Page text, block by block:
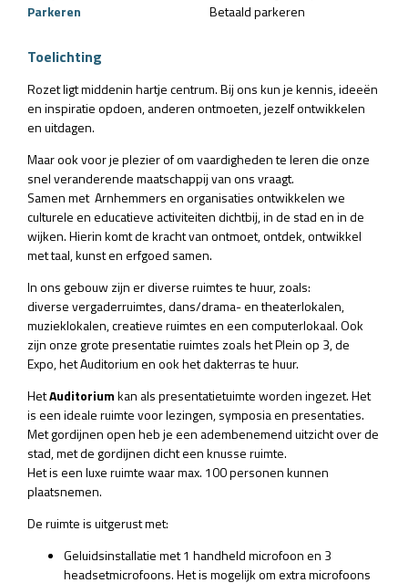
Parkeren
Betaald parkeren
Toelichting
Rozet ligt middenin hartje centrum. Bij ons kun je kennis, ideeën
en inspiratie opdoen, anderen ontmoeten, jezelf ontwikkelen
en uitdagen.
Maar ook voor je plezier of om vaardigheden te leren die onze
snel veranderende maatschappij van ons vraagt.
Samen met Arnhemmers en organisaties ontwikkelen we
culturele en educatieve activiteiten dichtbij, in de stad en in de
wijken. Hierin komt de kracht van ontmoet, ontdek, ontwikkel
met taal, kunst en erfgoed samen.
In ons gebouw zijn er diverse ruimtes te huur, zoals:
diverse vergaderruimtes, dans/drama- en theaterlokalen,
muzieklokalen, creatieve ruimtes en een computerlokaal. Ook
zijn onze grote presentatie ruimtes zoals het Plein op 3, de
Expo, het Auditorium en ook het dakterras te huur.
HetAuditoriumkan als presentatietuimte worden ingezet. Het
is een ideale ruimte voor lezingen, symposia en presentaties.
Met gordijnen open heb je een adembenemend uitzicht over de
stad, met de gordijnen dicht een knusse ruimte.
Het is een luxe ruimte waar max. 100 personen kunnen
plaatsnemen.
De ruimte is uitgerust met:
Geluidsinstallatie met 1 handheld microfoon en 3
headsetmicrofoons. Het is mogelijk om extra microfoons